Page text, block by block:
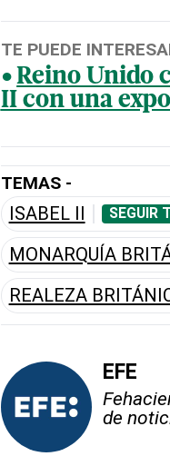
TE PUEDE
Reino Unido
II con una
TEMAS -
ISABEL II SEGUIR
MONARQUÍA
REALEZA
EFE
de